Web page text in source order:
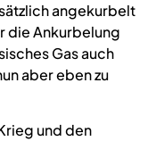
angekurbelt
die Ankurbelung
Gas auch
aber eben zu
und den